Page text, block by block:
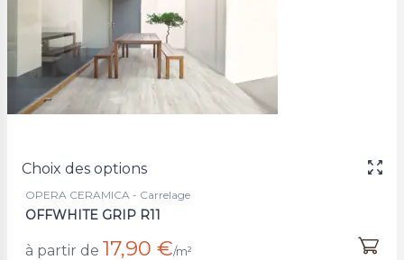
Choix des options
OPERA CERAMICA - Carrelage
OFFWHITE GRIP R11
à partir de 17,90 €/m²